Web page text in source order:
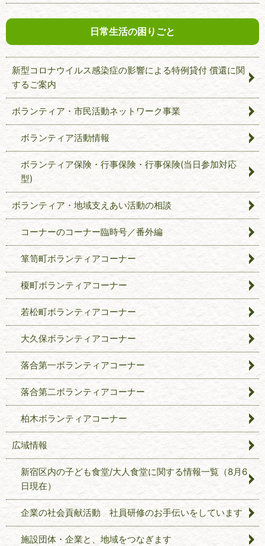
日常生活の困りごと
新型コロナウイルス感染症の影響による特例貸付 償還に関
するご案内
ボランティア・市民活動ネットワーク事業
ボランティア活動情報
ボランティア保険・行事保険・行事保険(当日参加対応
型)
ボランティア・地域支えあい活動の相談
コーナーのコーナー臨時号／番外編
箪笥町ボランティアコーナー
榎町ボランティアコーナー
若松町ボランティアコーナー
大久保ボランティアコーナー
落合第一ボランティアコーナー
落合第二ボランティアコーナー
柏木ボランティアコーナー
広域情報
新宿区内の子ども食堂/大人食堂に関する情報一覧（8月6
日現在）
企業の社会貢献活動 社員研修のお手伝いをしています
施設団体・企業と、地域をつなぎます